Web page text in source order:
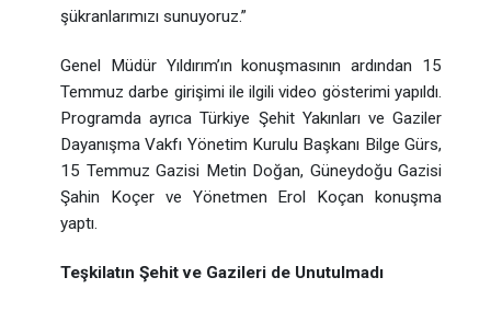
şükranlarımızı sunuyoruz.”
Genel Müdür Yıldırım’ın konuşmasının ardından 15
Temmuz darbe girişimi ile ilgili video gösterimi yapıldı.
Programda ayrıca Türkiye Şehit Yakınları ve Gaziler
Dayanışma Vakfı Yönetim Kurulu Başkanı Bilge Gürs,
15 Temmuz Gazisi Metin Doğan, Güneydoğu Gazisi
Şahin Koçer ve Yönetmen Erol Koçan konuşma
yaptı.
Teşkilatın Şehit ve Gazileri de Unutulmadı